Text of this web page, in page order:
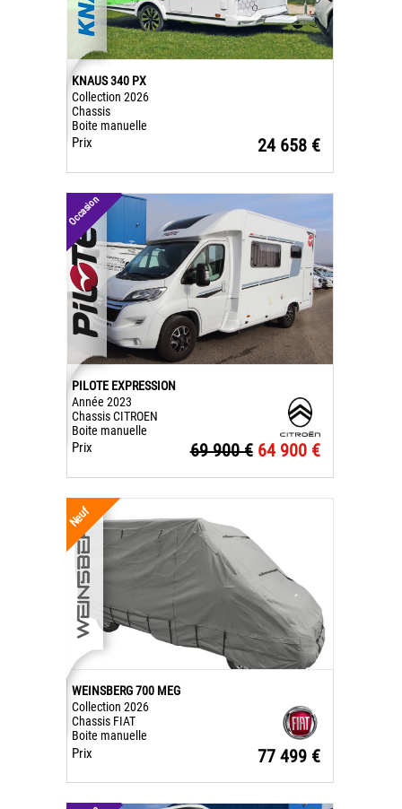
KNAUS 340 PX
Collection 2026
Chassis
Boite manuelle
Prix 24 658 €
Occasion
PILOTE EXPRESSION
Année 2023
Chassis CITROEN
Boite manuelle
Prix 69 900 € 64 900 €
Neuf
WEINSBERG 700 MEG
Collection 2026
Chassis FIAT
Boite manuelle
Prix 77 499 €